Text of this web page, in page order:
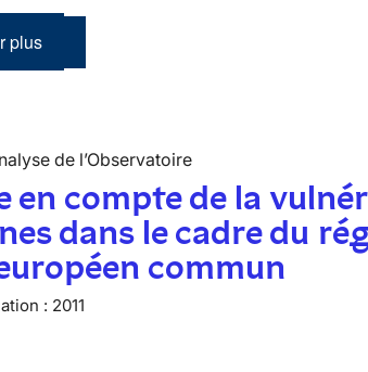
plus
de l’Observatoire
en compte de la
dans le cadre du
commun
: 2011